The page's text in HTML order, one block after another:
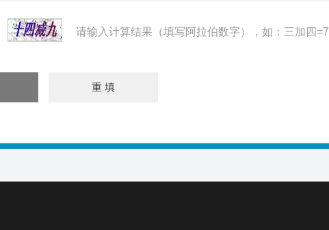
请输入计算结果（填写阿拉伯数字），如：三加四=7